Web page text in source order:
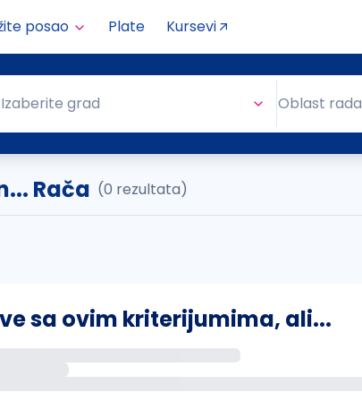
posao Plate Kursevi
Grad
Izaberite grad Oblast rada
Rača (0 rezultata)
sa ovim kriterijumima, ali...